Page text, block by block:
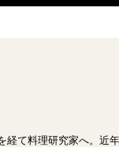
経て料理研究家へ。近